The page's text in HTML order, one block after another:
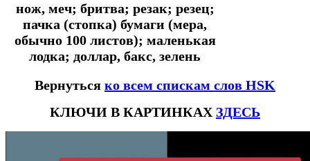
нож, меч; бритва; резак; резец;
пачка (стопка) бумаги (мера,
обычно 100 листов); маленькая
лодка; доллар, бакс, зелень
Вернуться ко всем спискам слов HSK
КЛЮЧИ В КАРТИНКАХ ЗДЕСЬ